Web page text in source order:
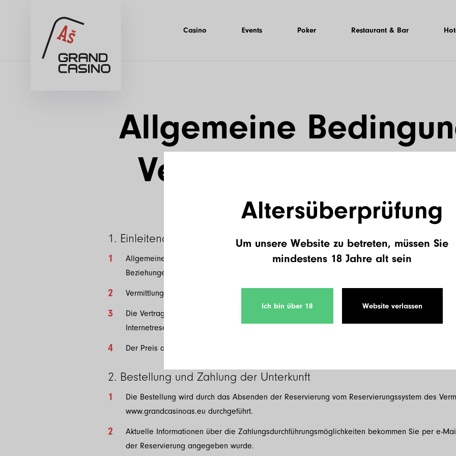
Casino Events Poker Restaurant & Bar
Allgemeine
Vermittlung der
1. Einleitende Bestimmungen
Allgemeine Bedingungen für Vermittlung der Unterkunft, durch die Gesellschaft W.G.G. a.s.
Beziehungen zwischen dem Vermittler und dem Besteller, der die mittelbaren Dienstleistungen
Vermittlung der Vermietung dieser Objekte hat der Vermittler mit den Inhabern der einzelnen
Die Vertragsbeziehung zwischen dem Besteller und dem Vermittler entsteht auf Grund der
Internetreservierung.
Der Preis angegeben im Angebot ist der Endpreis für den Besteller.
2. Bestellung und Zahlung der Unterkunft
Die Bestellung wird durch das Absenden der Reservierung vom Reservierungssystem des
www.grandcasinoas.eu durchgeführt.
Aktuelle Informationen über die Zahlungsdurchführungsmöglichkeiten bekommen Sie per e-
der Reservierung angegeben wurde.
Altersüberprüfung
Um unsere Website zu betreten, müssen Sie
mindestens 18 Jahre alt sein
Ich bin über 18 Website verlassen